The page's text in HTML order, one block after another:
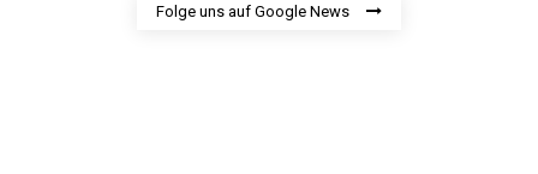
Folge uns auf Google News